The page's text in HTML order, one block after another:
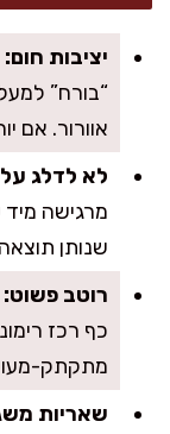
יציבות חום:
“בורח”
אוורור. אם
לא לדלג
מרגישה
שנותן
רוטב פשוט:
כף רכז
מתקתק-
שאריות